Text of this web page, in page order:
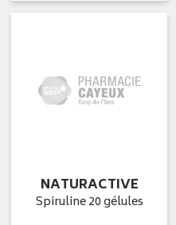
NATURACTIVE
Spiruline 20 gélules